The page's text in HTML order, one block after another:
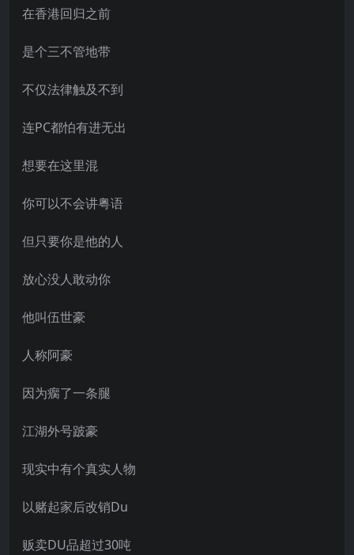
在香港回归之前
是个三不管地带
不仅法律触及不到
连PC都怕有进无出
想要在这里混
你可以不会讲粤语
但只要你是他的人
放心没人敢动你
他叫伍世豪
人称阿豪
因为瘸了一条腿
江湖外号跛豪
现实中有个真实人物
以赌起家后改销Du
贩卖DU品超过30吨